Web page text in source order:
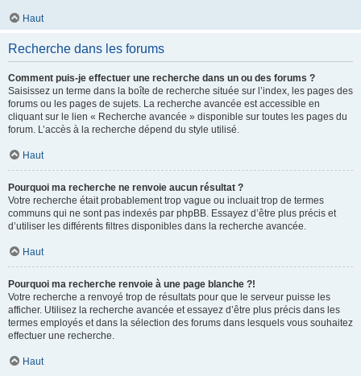
Haut
Recherche dans les forums
Comment puis-je effectuer une recherche dans un ou des forums ?
Saisissez un terme dans la boîte de recherche située sur l’index, les pages des
forums ou les pages de sujets. La recherche avancée est accessible en
cliquant sur le lien « Recherche avancée » disponible sur toutes les pages du
forum. L’accès à la recherche dépend du style utilisé.
Haut
Pourquoi ma recherche ne renvoie aucun résultat ?
Votre recherche était probablement trop vague ou incluait trop de termes
communs qui ne sont pas indexés par phpBB. Essayez d’être plus précis et
d’utiliser les différents filtres disponibles dans la recherche avancée.
Haut
Pourquoi ma recherche renvoie à une page blanche ?!
Votre recherche a renvoyé trop de résultats pour que le serveur puisse les
afficher. Utilisez la recherche avancée et essayez d’être plus précis dans les
termes employés et dans la sélection des forums dans lesquels vous souhaitez
effectuer une recherche.
Haut